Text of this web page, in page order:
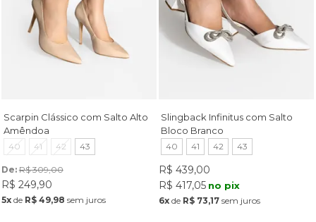
Scarpin Clássico com Salto Alto
Amêndoa
40 41 42 43
De: R$ 309,00
R$ 249,90
5xde R$ 49,98 sem juros
Slingback Infinitus com Salto
Bloco Branco
40 41 42 43
R$ 439,00
R$ 417,05 no pix
6x de R$ 73,17 sem juros